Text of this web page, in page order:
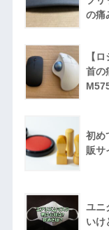
の痛
【
首の
初め
販サ
ユニ
いけ